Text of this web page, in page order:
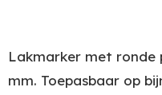
Lakmarker met ronde
mm. Toepasbaar op